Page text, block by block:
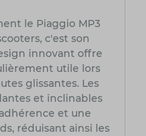
le Piaggio MP3
c'est son
innovant offre
utile lors
glissantes. Les
et inclinables
et une
réduisant ainsi les